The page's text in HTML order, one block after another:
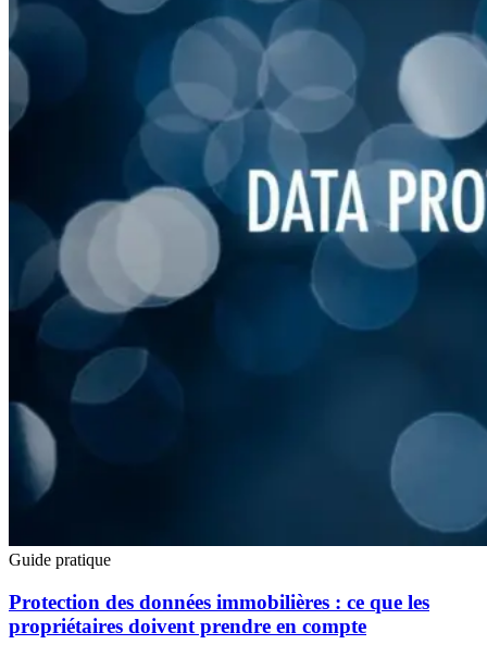
Guide pratique
Protection des données immobilières : ce que les
propriétaires doivent prendre en compte